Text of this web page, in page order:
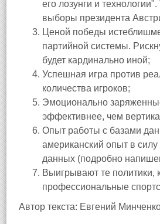
его лозунги и
выборы президента
Ценой победы
партийной системы.
будет кардинально иной;
Успешная игра против
количества игроков;
Эмоционально
эффективнее, чем
Опыт работы с базами
американский опыт в
данных (подробно
Выигрывают те политики,
профессиональные
Автор текста: Евгений